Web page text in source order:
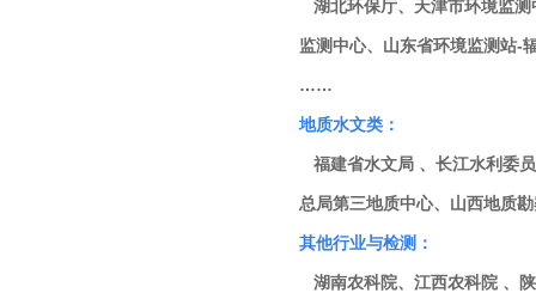
湖北环保厅、天津市环境监测
监测中心、山东省环境监测站-
……
地质水文类：
福建省水文局 、长江水利委
总局第三地质中心、山西地质
其他行业与检测：
湖南农科院、江西农科院 、